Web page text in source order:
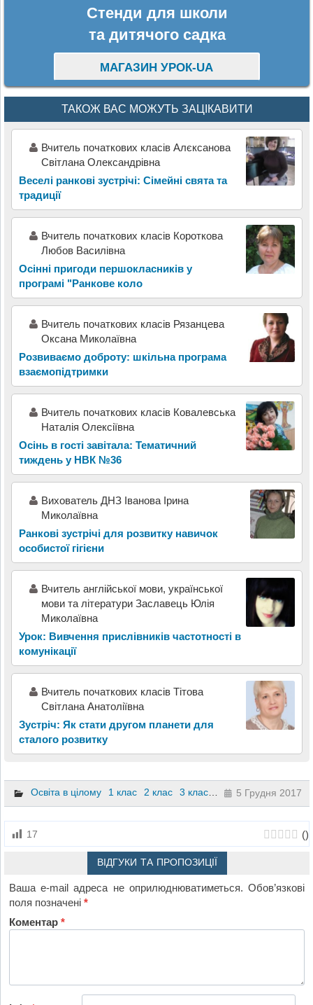
Стенди для школи
та дитячого садка
МАГАЗИН УРОК-UA
ТАКОЖ ВАС МОЖУТЬ ЗАЦІКАВИТИ
Вчитель початкових класів Алєксанова
Світлана Олександрівна
Веселі ранкові зустрічі: Сімейні свята та
традиції
Вчитель початкових класів Короткова
Любов Василівна
Осінні пригоди першокласників у
програмі "Ранкове коло
Вчитель початкових класів Рязанцева
Оксана Миколаївна
Розвиваємо доброту: шкільна програма
взаємопідтримки
Вчитель початкових класів Ковалевська
Наталія Олексіївна
Осінь в гості завітала: Тематичний
тиждень у НВК №36
Вихователь ДНЗ Іванова Ірина
Миколаївна
Ранкові зустрічі для розвитку навичок
особистої гігієни
Вчитель англійської мови, української
мови та літератури Заславець Юлія
Миколаївна
Урок: Вивчення прислівників частотності в
комунікації
Вчитель початкових класів Тітова
Світлана Анатоліївна
Зустріч: Як стати другом планети для
сталого розвитку
Освіта в цілому 1 клас 2 клас 3 клас 4 клас5 Грудня 2017
17 ()
ВІДГУКИ ТА ПРОПОЗИЦІЇ
Ваша e-mail адреса не оприлюднюватиметься. Обов’язкові
поля позначені*
Коментар*